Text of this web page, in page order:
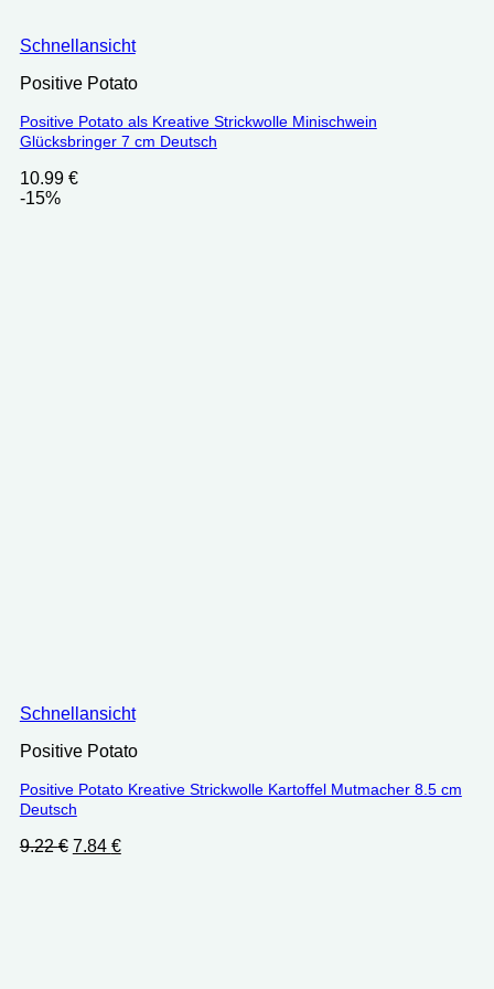
Schnellansicht
Positive Potato
Positive Potato als Kreative Strickwolle Minischwein
Glücksbringer 7 cm Deutsch
10.99 €
-15%
Schnellansicht
Positive Potato
Positive Potato Kreative Strickwolle Kartoffel Mutmacher 8.5 cm
Deutsch
9.22€ Ursprünglicher
7.84 €Aktueller